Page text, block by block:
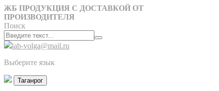
ЖБ ПРОДУКЦИЯ С ДОСТАВКОЙ ОТ
ПРОИЗВОДИТЕЛЯ
Поиск
lab-volga@mail.ru
Выберите язык
Таганрог